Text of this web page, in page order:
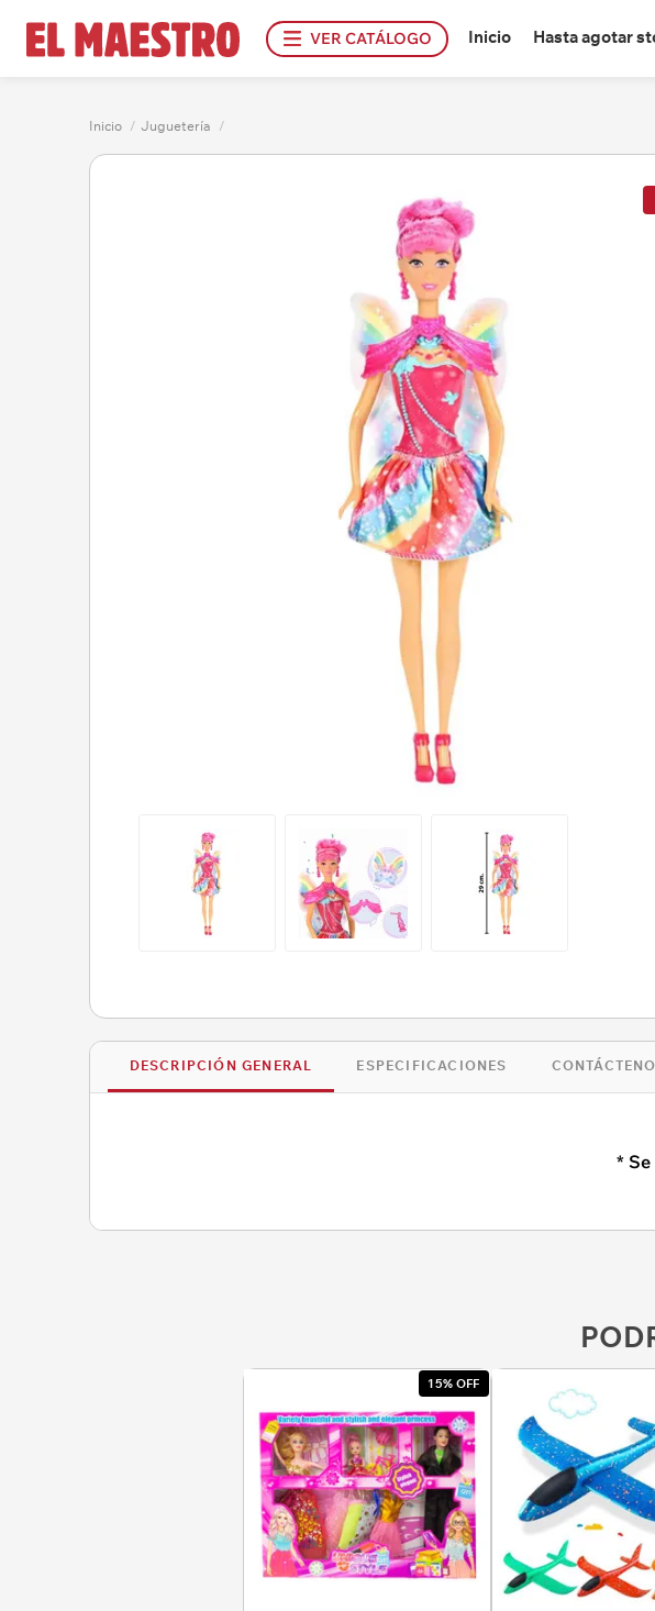
VER CATÁLOGO Inicio Hasta agotar
Inicio / Juguetería /
DESCRIPCIÓN GENERAL ESPECIFICACIONES
*
15% OFF